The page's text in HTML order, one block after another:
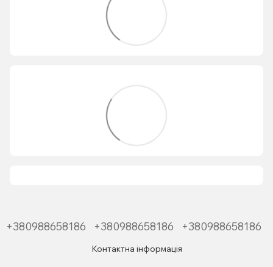
+380988658186 +380988658186 +380988658186
Контактна інформація